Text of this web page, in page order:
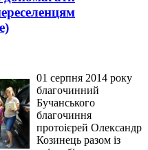
01 серпня 2014 року
благочинний
Бучанського
благочиння
протоієрей Олександр
Козинець разом із